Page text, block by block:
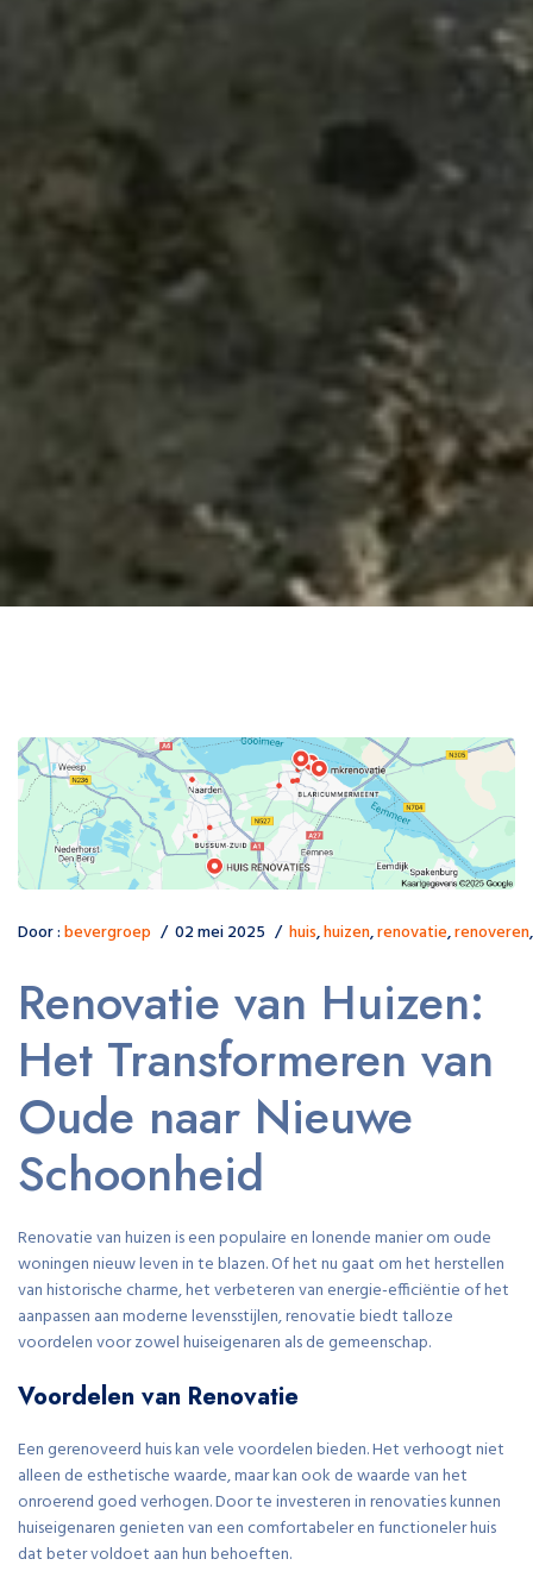
Door :bevergroep 02 mei 2025 huis,huizen,renovatie,renoveren
Renovatie van Huizen:
Het Transformeren van
Oude naar Nieuwe
Schoonheid
Renovatie van huizen is een populaire en lonende manier om oude
woningen nieuw leven in te blazen. Of het nu gaat om het herstellen
van historische charme, het verbeteren van energie-efficiëntie of het
aanpassen aan moderne levensstijlen, renovatie biedt talloze
voordelen voor zowel huiseigenaren als de gemeenschap.
Voordelen van Renovatie
Een gerenoveerd huis kan vele voordelen bieden. Het verhoogt niet
alleen de esthetische waarde, maar kan ook de waarde van het
onroerend goed verhogen. Door te investeren in renovaties kunnen
huiseigenaren genieten van een comfortabeler en functioneler huis
dat beter voldoet aan hun behoeften.